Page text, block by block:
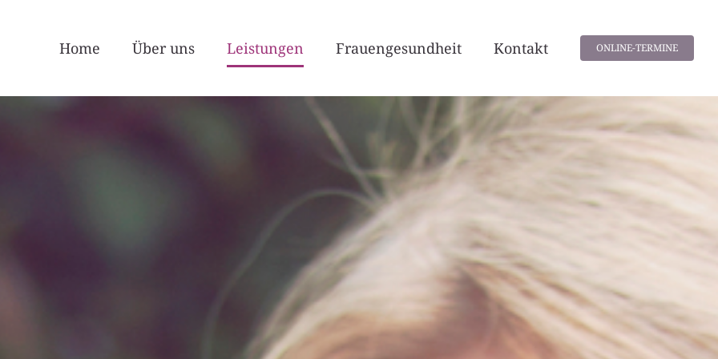
Home Über uns Leistungen Frauengesundheit Kontakt ONLINE-TERMINE